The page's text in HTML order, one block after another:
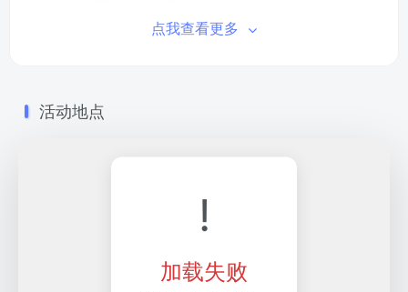
兽界官方微信公众号:兽界Unifurse
兽界官方微博:兽界Unifurse
兽界官方交流群②:754513169
商业合作邮箱:coop@unifurse.cn
点我查看更多
活动地点
!
加载失败